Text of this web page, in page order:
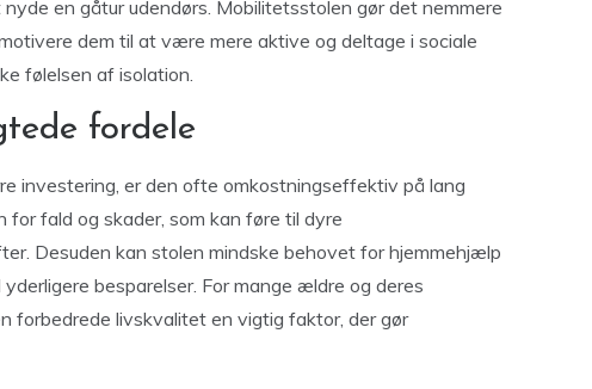
en gåtur udendørs. Mobilitetsstolen gør det nemmere
dem til at være mere aktive og deltage i sociale
følelsen af isolation.
fordele
investering, er den ofte omkostningseffektiv på lang
for fald og skader, som kan føre til dyre
Desuden kan stolen mindske behovet for hjemmehjælp
besparelser. For mange ældre og deres
forbedrede livskvalitet en vigtig faktor, der gør